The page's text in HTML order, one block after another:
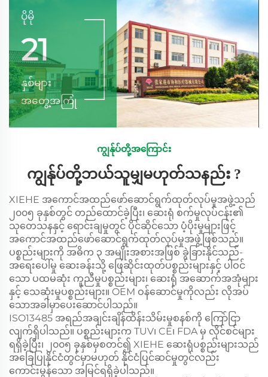
ပိုမို
21
နှစ်များ
အတွေ့အကြုံ
ကျွန်ုပ်တို့အကြောင်း
ကျွန်ုပ်တို့ဘယ်သူမျှမဟုတ်သနည်း ?
XIEHE အကောင်အထည်ဖော်ဆောင်ရွက်ထုတ်လုပ်မှုအဖွဲ့သည်
၂၀၀၅ ခုနှစ်တွင် တည်ထောင်ခဲ့ပြီး၊ ဆေးရုံ စက်မှုလုပ်ငန်း၏
သုတေသနနှင့် ရောင်းချမှုတွင် ပိုင်ဆိုင်သော ပံ့ပိုးမှုများဖြင့်
အကောင်အထည်ဖော်ဆောင်ရွက်ထုတ်လုပ်မှုအဖွဲ့ဖြစ်သည်။
ပစ္စည်းများကို အဓိက ၃ အမျိုးအစားအဖြစ် ခွဲခြားနိုင်သည်-
အရေးပေါ်မှု ဆေးခန်းသို့ ဖြေဆိုင်းထုတ်ပစ္စည်းများနှင့် ပါဝင်
သော ပထမဆုံး ကူညီမှုပစ္စည်းများ၊ ဆေးရုံ အဆောက်အအုံများ
နှင့် သေဆုံးမှုပစ္စည်းများ။ OEM ဝန်ဆောင်မှုကိုလည်း လိုအပ်
သောအခါမှာပေးဆောင်ပါသည်။
ISO13485 အရည်အချင်းချိန်ထိန်းသိမ်းမှုစနစ်ကို ကြော်ငြာ
လျက်ရှိပါသည်။ ပစ္စည်းများက TUV၊ CE၊ FDA မှ လိုင်စင်များ
ရရှိခဲ့ပြီး၊ ၂၀၀၅ ခုနှစ်မှစတင်၍ XIEHE ဆေးရုံပစ္စည်းများသည်
အခြေပြုနိုင်ငံတွင်မှာမဟုတ် နိုင်ငံပြင်ဆင်မှုတွင်လည်း
ကောင်းမွန်သော အမြင်ရရှိခဲ့ပါသည်။